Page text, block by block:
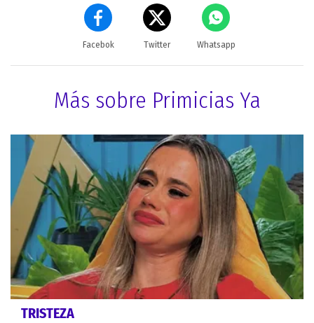
Facebok Twitter Whatsapp
Más sobre Primicias Ya
TRISTEZA